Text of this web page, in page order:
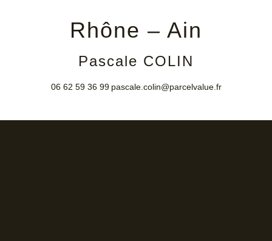
Rhône – Ain
Pascale COLIN
06 62 59 36 99 pascale.colin@parcelvalue.fr